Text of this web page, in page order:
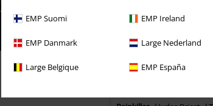
EMP Suomi EMP Ireland
EMP Danmark Large Nederland
Large Belgique EMP España